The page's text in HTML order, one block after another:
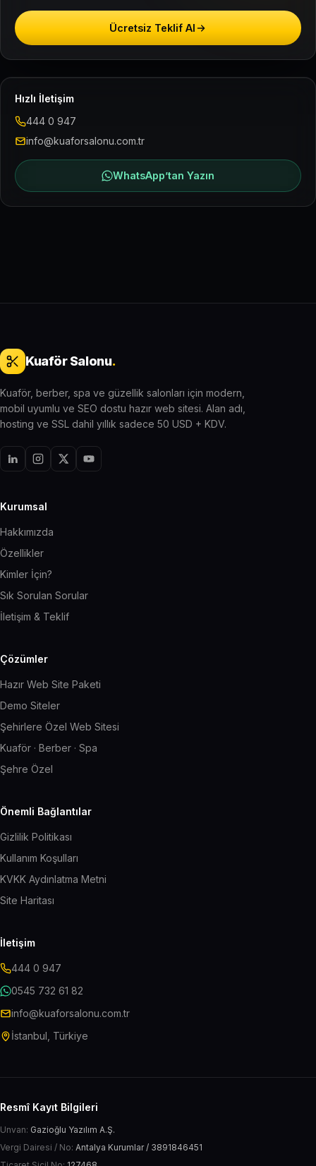
Ücretsiz Teklif Al
Hızlı İletişim
444 0 947
info@kuaforsalonu.com.tr
WhatsApp’tan Yazın
Kuaför Salonu.
Kuaför, berber, spa ve güzellik salonları için modern,
mobil uyumlu ve SEO dostu hazır web sitesi. Alan adı,
hosting ve SSL dahil yıllık sadece 50 USD + KDV.
Kurumsal
Hakkımızda
Özellikler
Kimler İçin?
Sık Sorulan Sorular
İletişim & Teklif
Çözümler
Hazır Web Site Paketi
Demo Siteler
Şehirlere Özel Web Sitesi
Kuaför · Berber · Spa
Şehre Özel
Önemli Bağlantılar
Gizlilik Politikası
Kullanım Koşulları
KVKK Aydınlatma Metni
Site Haritası
İletişim
444 0 947
0545 732 61 82
info@kuaforsalonu.com.tr
İstanbul, Türkiye
Resmî Kayıt Bilgileri
Unvan: Gazioğlu Yazılım A.Ş.
Vergi Dairesi / No: Antalya Kurumlar / 3891846451